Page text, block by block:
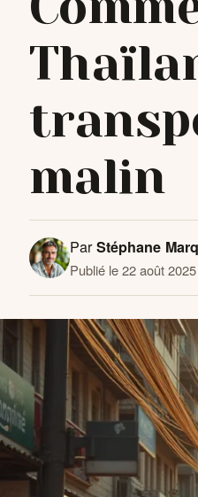
CONTACTS
malin
ParStéphane
Publié le 22 août 2025